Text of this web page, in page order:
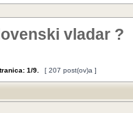
vladar ?
1/9 [ 207 post(ov)a ]